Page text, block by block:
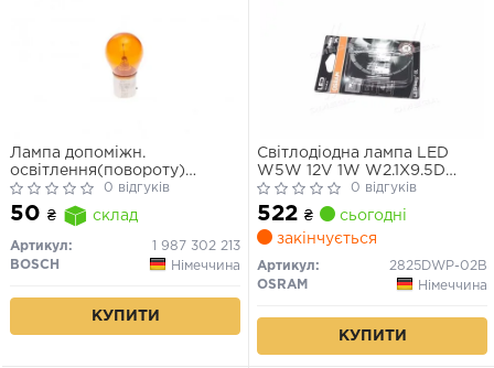
Лампа допоміжн.
освітлення(повороту)
BOSCH 12V 21W PY21W PURE
LIGHT РY21W 12V (жовта)
0 відгуків
50 ₴ склад
Артикул:
1 987 302 213
BOSCH
Німеччина
КУПИТИ
Світлодіодна лампа LED
W5W 12V 1W W2.1X9.5D
LEDriving SL (blister 2шт)
(вир-во OSRAM)
0 відгуків
522 ₴
сьогодні
закінчується
Артикул:
2825DWP-02B
OSRAM
Німеччина
КУПИТИ